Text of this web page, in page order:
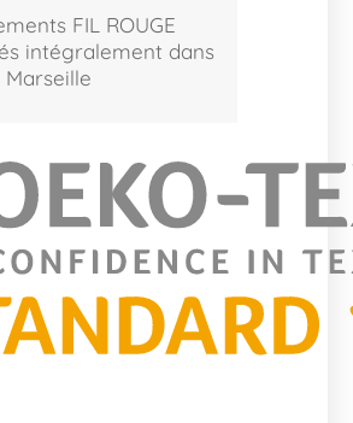
FIL ROUGE
intégralement dans
Marseille